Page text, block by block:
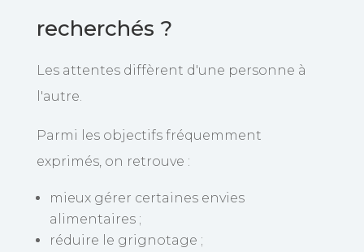
recherchés ?
Les attentes diffèrent d'une personne à
l'autre.
Parmi les objectifs fréquemment
exprimés, on retrouve :
mieux gérer certaines envies
alimentaires ;
réduire le grignotage ;